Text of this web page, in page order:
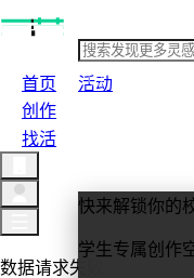
快来解锁你的
学生专属创作
首页
活动
创作
找活
数据请求失败